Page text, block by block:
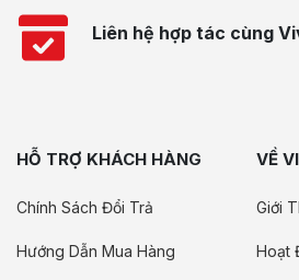
Liên hệ hợp tác cùng
HỖ TRỢ KHÁCH HÀNG
Chính Sách Đổi Trả
Hướng Dẫn Mua Hàng
VỀ
Giới
Hoạt